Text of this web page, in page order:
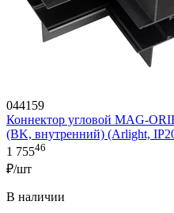
044159
Коннектор угловой MAG-
(BK, внутренний) (Arlight,
1 75546
₽/шт
В наличии